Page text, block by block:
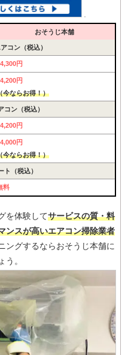
おそうじ本舗
コン（税込）
円
円
今ならお得！）
コン（税込）
円
円
今ならお得！）
ト（税込）
料
を体験してサービスの質・料
ンスが高いエアコン掃除業者
ングするならおそうじ本舗に
う。